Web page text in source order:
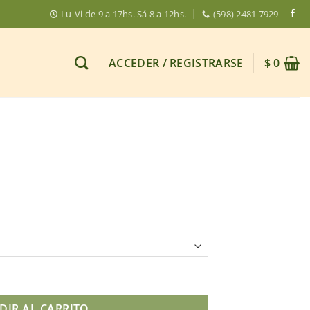
Lu-Vi de 9 a 17hs. Sá 8 a 12hs. (598) 2481 7929
ACCEDER / REGISTRARSE $0